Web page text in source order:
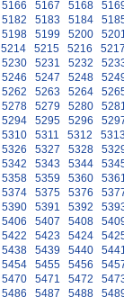
5166 5167 5168
5182 5183 5184
5198 5199 5200
5214 5215 5216
5230 5231 5232
5246 5247 5248
5262 5263 5264
5278 5279 5280
5294 5295 5296
5310 5311 5312
5326 5327 5328
5342 5343 5344
5358 5359 5360
5374 5375 5376
5390 5391 5392
5406 5407 5408
5422 5423 5424
5438 5439 5440
5454 5455 5456
5470 5471 5472
5486 5487 5488